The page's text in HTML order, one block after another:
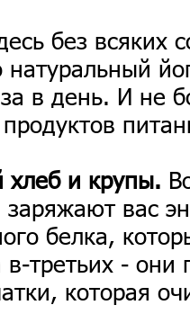
без всяких
натуральный
в день. И не
хлеб и крупы.
вас
белка,
третьих - они
которая